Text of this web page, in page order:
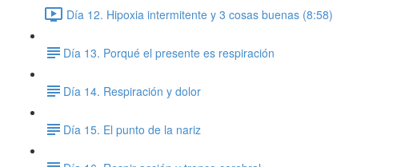
Día 12. Hipoxia intermitente y 3 cosas buenas (8:58)
​Día 13. Porqué el presente es respiración
​Día 14. Respiración y dolor
​​Día 15. El punto de la nariz